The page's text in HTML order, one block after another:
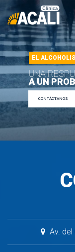
EL
UNA
A UN
CONTÁCTANOS
Av.